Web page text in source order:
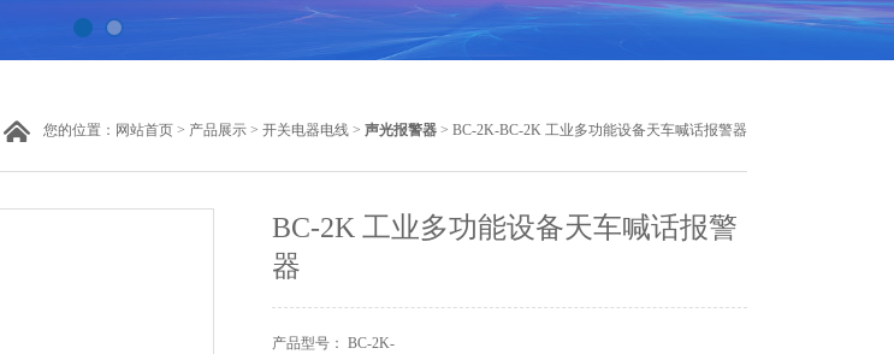
您的位置： 网站首页 > 产品展示 > 开关电器电线 > 声光报警器 > BC-2K-BC-2K 工业多功能设备天车喊话报警器
BC-2K 工业多功能设备天车喊话报警
器
产品型号： BC-2K-